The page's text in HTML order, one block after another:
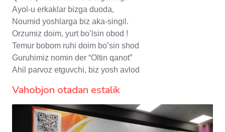
Ayol-u erkaklar bizga duoda,
Noumid yoshlarga biz aka-singil.
Orzumiz doim, yurt bo’lsin obod !
Temur bobom ruhi doim bo’sin shod
Guruhimiz nomin der “Oltin qanot”
Ahil parvoz etguvchi, biz yosh avlod
Vahobjon otadan estalik